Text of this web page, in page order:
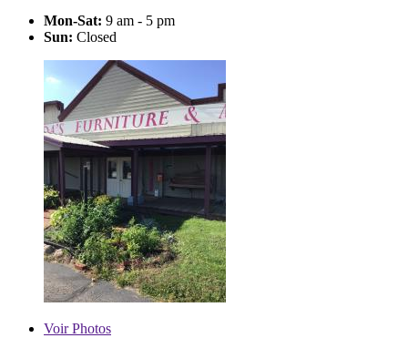
Mon-Sat: 9 am - 5 pm
Sun: Closed
VoirPhotos